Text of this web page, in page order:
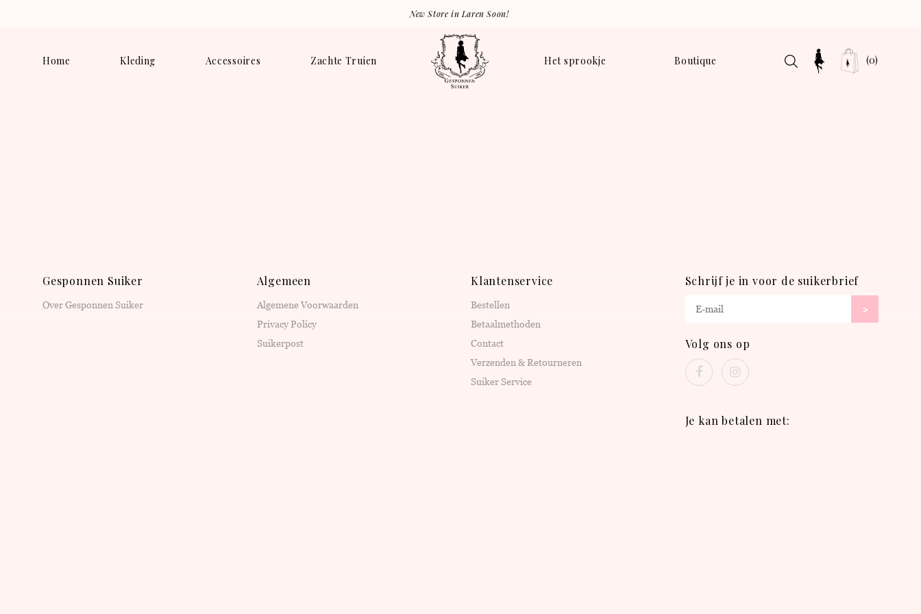
New Store in Laren Soon!
Home Kleding Accessoires Zachte Truien Het sprookje Boutique (0)
Gesponnen Suiker
Over Gesponnen Suiker
Algemeen
Algemene Voorwaarden
Privacy Policy
Suikerpost
Klantenservice
Bestellen
Betaalmethoden
Contact
Verzenden & Retourneren
Suiker Service
Schrijf je in voor de suikerbrief
>
Volg ons op
Je kan betalen met: